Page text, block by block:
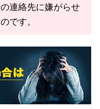
連絡先に嫌がらせ
です。